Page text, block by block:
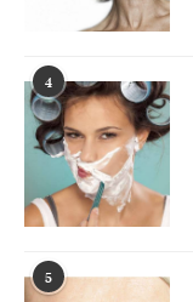
4
5